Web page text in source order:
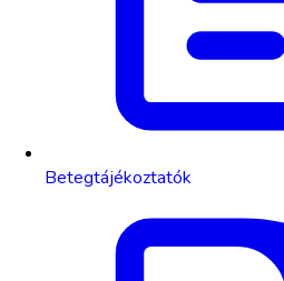
Betegtájékoztatók